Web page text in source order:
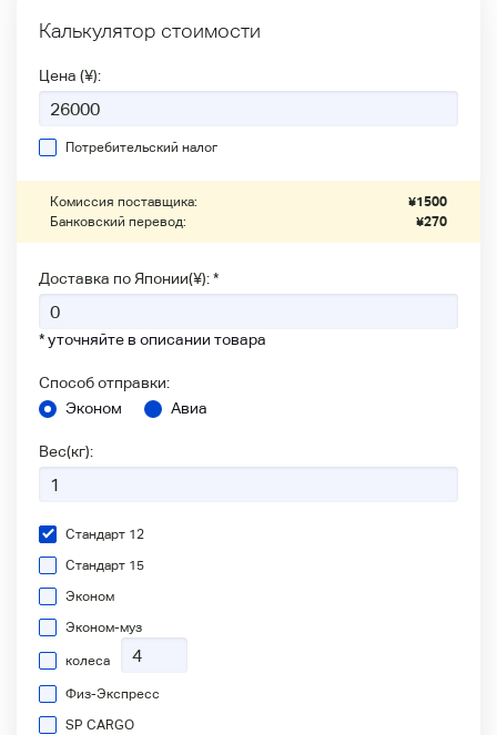
Калькулятор стоимости
Цена (¥):
Потребительский налог
Комиссия поставщика: ¥1500
Банковский перевод:
¥270
Доставка по Японии(¥): *
* уточняйте в описании товара
Способ отправки:
Эконом
Авиа
Вес(кг):
Стандарт 12
Стандарт 15
Эконом
Эконом-муз
колеса
Физ-Экспресс
SP CARGO